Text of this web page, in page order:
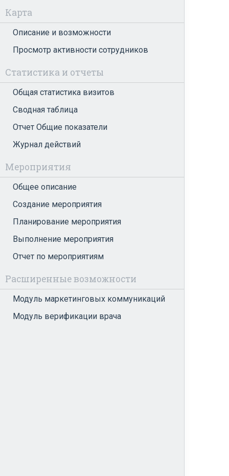
Карта
Описание и возможности
Просмотр активности сотрудников
Статистика и отчеты
Общая статистика визитов
Сводная таблица
Отчет Общие показатели
Журнал действий
Мероприятия
Общее описание
Создание мероприятия
Планирование мероприятия
Выполнение мероприятия
Отчет по мероприятиям
Расширенные возможности
Модуль маркетинговых коммуникаций
Модуль верификации врача